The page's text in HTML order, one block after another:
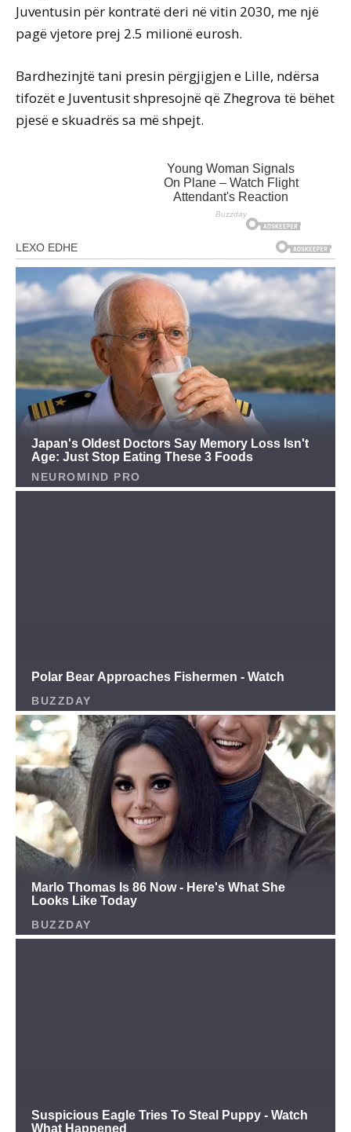
Juventusin për kontratë deri në vitin 2030, me një
pagë vjetore prej 2.5 milionë eurosh.
Bardhezinjtë tani presin përgjigjen e Lille, ndërsa
tifozët e Juventusit shpresojnë që Zhegrova të bëhet
pjesë e skuadrës sa më shpejt.